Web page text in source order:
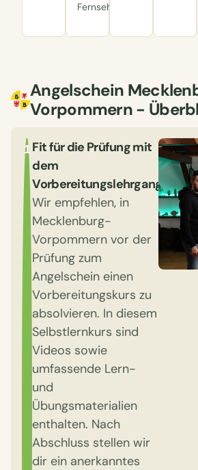
Fernseher.
Angelschein
Vorpommern -
1 Fit für die Prüfung mit
dem
Vorbereitungslehrgang
Wir empfehlen, in
Mecklenburg-
Vorpommern vor der
Prüfung zum
Angelschein einen
Vorbereitungskurs zu
absolvieren. In diesem
Selbstlernkurs sind
Videos sowie
umfassende Lern-
und
Übungsmaterialien
enthalten. Nach
Abschluss stellen wir
dir ein anerkanntes